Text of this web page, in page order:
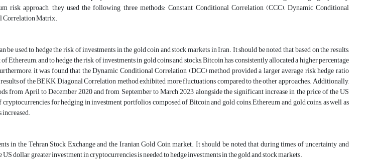
risk approach, they used the following three methods: Constant Conditional Correlation (CCC), Dynamic Conditional
Correlation Matrix.
be used to hedge the risk of investments in the gold coin and stock markets in Iran. It should be noted that, based on the results,
Ethereum, and to hedge the risk of investments in gold coins and stocks, Bitcoin has consistently allocated a higher percentage
it was found that the Dynamic Conditional Correlation (DCC) method provided a larger average risk hedge ratio
of the BEKK Diagonal Correlation method exhibited more fluctuations compared to the other approaches. Additionally,
from April to December 2020 and from September to March 2023, alongside the significant increase in the price of the US
for hedging in investment portfolios composed of Bitcoin and gold coins, Ethereum and gold coins, as well as
in the Tehran Stock Exchange and the Iranian Gold Coin market. It should be noted that during times of uncertainty and
dollar, greater investment in cryptocurrencies is needed to hedge investments in the gold and stock markets.